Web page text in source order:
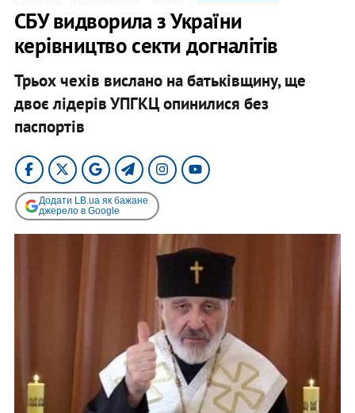
СБУ видворила з України
керівництво секти догналітів
Трьох чехів вислано на батьківщину, ще
двоє лідерів УПГКЦ опинилися без
паспортів
Додати LB.ua як бажане
джерело в Google